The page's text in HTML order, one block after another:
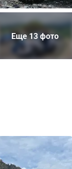
Еще 13 фото